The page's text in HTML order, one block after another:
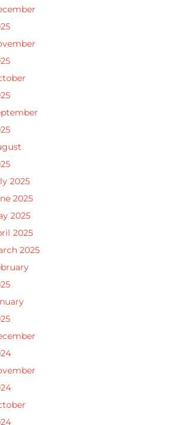
2025
2025
2025
2025
2025